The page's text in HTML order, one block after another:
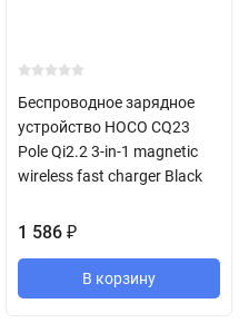
Беспроводное зарядное
устройство HOCO CQ23
Pole Qi2.2 3-in-1 magnetic
wireless fast charger Black
1 586 ₽
В корзину